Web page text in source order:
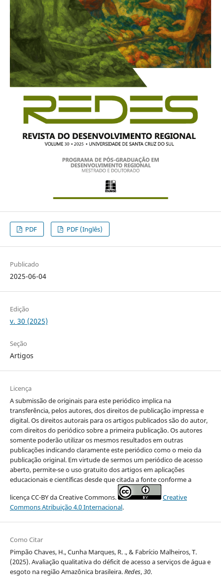
PDF PDF (Inglês)
Publicado
2025-06-04
Edição
v. 30 (2025)
Seção
Artigos
Licença
A submissão de originais para este periódico implica na
transferência, pelos autores, dos direitos de publicação impressa e
digital. Os direitos autorais para os artigos publicados são do autor,
com direitos do periódico sobre a primeira publicação. Os autores
somente poderão utilizar os mesmos resultados em outras
publicações indicando claramente este periódico como o meio da
publicação original. Em virtude de sermos um periódico de acesso
aberto, permite-se o uso gratuito dos artigos em aplicações
educacionais e científicas desde que citada a fonte conforme a
licença CC-BY da Creative Commons.
Creative
Commons Atribuição 4.0 Internacional.
Como Citar
Pimpão Chaves, H., Cunha Marques, R. ., & Fabrício Malheiros, T.
(2025). Avaliação qualitativa do déficit de acesso a serviços de água e
esgoto na região Amazônica brasileira.Redes,30.